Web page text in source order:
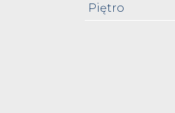
Piętro